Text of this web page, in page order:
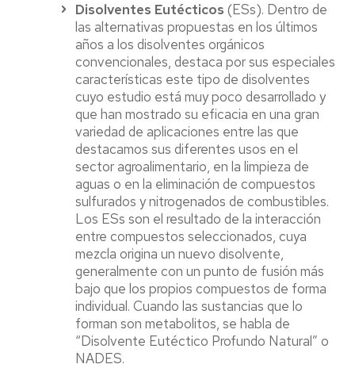
Disolventes Eutécticos (ESs). Dentro de
las alternativas propuestas en los últimos
años a los disolventes orgánicos
convencionales, destaca por sus especiales
características este tipo de disolventes
cuyo estudio está muy poco desarrollado y
que han mostrado su eficacia en una gran
variedad de aplicaciones entre las que
destacamos sus diferentes usos en el
sector agroalimentario, en la limpieza de
aguas o en la eliminación de compuestos
sulfurados y nitrogenados de combustibles.
Los ESs son el resultado de la interacción
entre compuestos seleccionados, cuya
mezcla origina un nuevo disolvente,
generalmente con un punto de fusión más
bajo que los propios compuestos de forma
individual. Cuando las sustancias que lo
forman son metabolitos, se habla de
“Disolvente Eutéctico Profundo Natural” o
NADES.